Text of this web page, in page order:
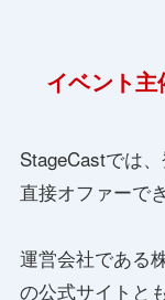
イベント
StageCastでは
直接オファーで
運営会社である
の公式サイトと